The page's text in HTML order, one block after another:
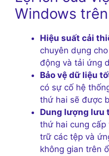
Windows
Hiệu suất cải
chuyên dụng
động và tải ứng
Bảo vệ dữ liệu
có sự cố hệ
thứ hai sẽ được
Dung lượng lưu
thứ hai cung
trữ các tệp và
không gian trên